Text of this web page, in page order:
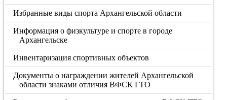
Избранные виды спорта Архангельской области
Информация о физкультуре и спорте в городе
Архангельске
Инвентаризация спортивных объектов
Документы о награждении жителей Архангельской
области знаками отличия ВФСК ГТО